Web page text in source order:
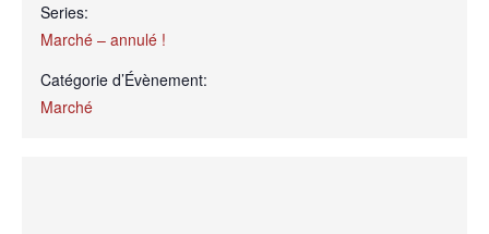
Series:
Marché – annulé !
Catégorie d’Évènement:
Marché